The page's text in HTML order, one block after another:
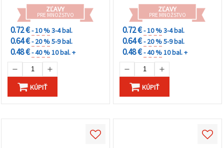
ZĽAVY
PRE MNOŽSTVO
0.72 €- 10 %3-4 bal.
0.64 €- 20 %5-9 bal.
0.48 €- 40 %10 bal. +
KÚPIŤ
kreatívne DIY projekty
ZĽAVY
PRE MNOŽSTVO
0.72 €- 10 %3-4 bal.
0.64 €- 20 %5-9 bal.
0.48 €- 40 %10 bal. +
KÚPIŤ